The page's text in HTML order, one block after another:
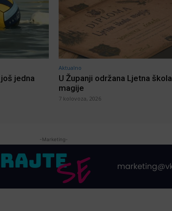
jedna
Aktualno
U Županji održana Ljetna škola
magije
7 kolovoza, 2026
-Marketing-